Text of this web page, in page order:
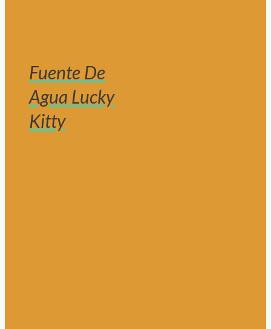
Fuente De
Agua Lucky
Kitty